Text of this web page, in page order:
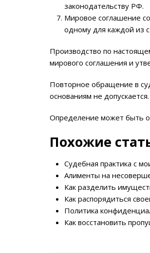
законодательству РФ.
Мировое соглашение
одному для каждой из
Производство по
мирового соглашения и
Повторное обращение в
основаниям не допускается.
Определение может быть
Похожие
Судебная практика с
Алименты на
Как разделить
Как распорядиться
Политика
Как восстановить